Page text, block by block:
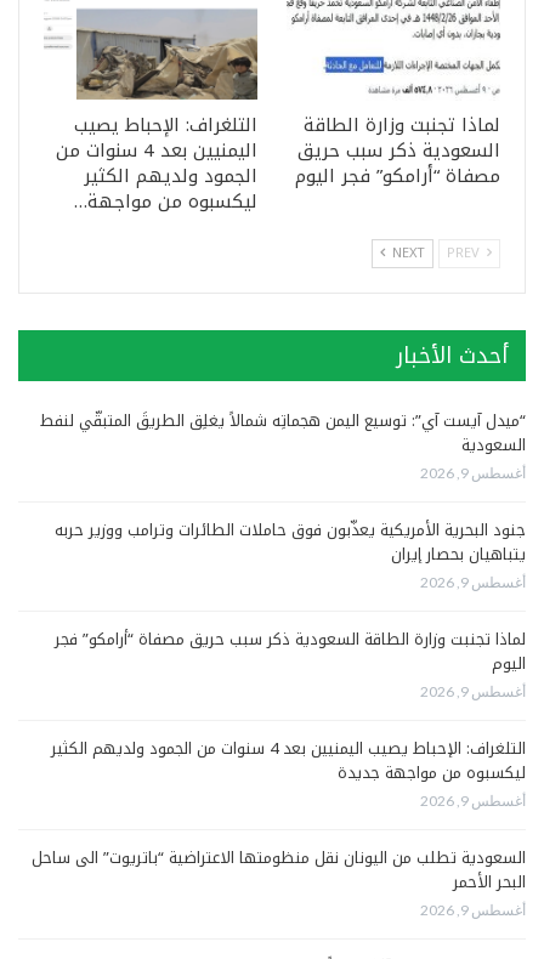
لماذا تجنبت وزارة الطاقة
السعودية ذكر سبب حريق
مصفاة “أرامكو” فجر اليوم
التلغراف: الإحباط يصيب
اليمنيين بعد 4 سنوات من
الجمود ولديهم الكثير
ليكسبوه من مواجهة…
NEXT
أحدث الأخبار
“ميدل آيست آي”: توسيع اليمن هجماتِه شمالاً يغلِق الطريقَ المتبقّي لنفط
السعودية
أغسطس 9, 2026
جنود البحرية الأمريكية يعذّبون فوق حاملات الطائرات وترامب ووزير حربه
يتباهيان بحصار إيران
أغسطس 9, 2026
لماذا تجنبت وزارة الطاقة السعودية ذكر سبب حريق مصفاة “أرامكو” فجر
اليوم
أغسطس 9, 2026
التلغراف: الإحباط يصيب اليمنيين بعد 4 سنوات من الجمود ولديهم الكثير
ليكسبوه من مواجهة جديدة
أغسطس 9, 2026
السعودية تطلب من اليونان نقل منظومتها الاعتراضية “باتريوت” الى ساحل
البحر الأحمر
أغسطس 9, 2026